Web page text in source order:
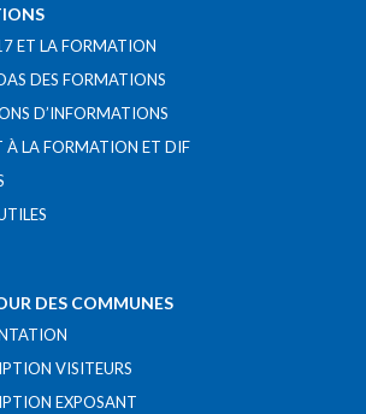
ET LA FORMATION
DES FORMATIONS
D’INFORMATIONS
À LA FORMATION ET DIF
DES COMMUNES
VISITEURS
EXPOSANT